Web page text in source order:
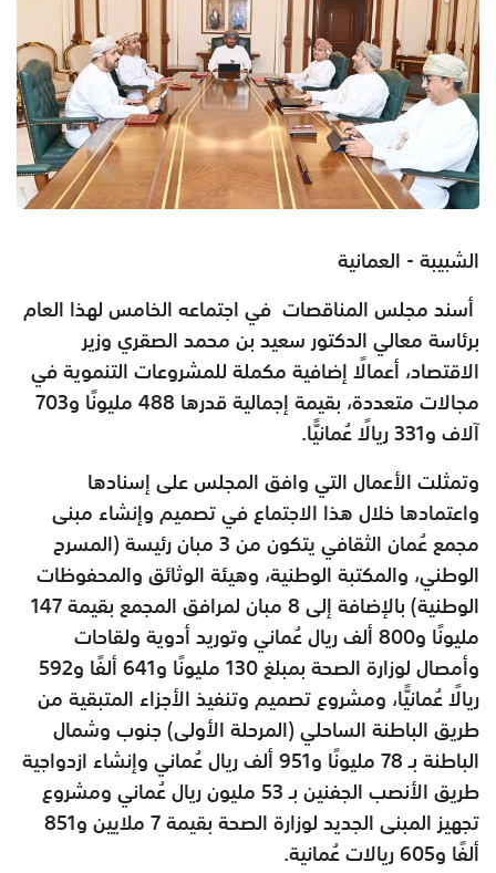
الشبيبة - العمانية
أسند مجلس المناقصات في اجتماعه الخامس لهذا العام
برئاسة معالي الدكتور سعيد بن محمد الصقري وزير
الاقتصاد، أعمالًا إضافية مكملة للمشروعات التنموية في
مجالات متعددة، بقيمة إجمالية قدرها 488 مليونًا و703
آلاف و331 ريالًا عُمانيًّا.
وتمثلت الأعمال التي وافق المجلس على إسنادها
واعتمادها خلال هذا الاجتماع في تصميم وإنشاء مبنى
مجمع عُمان الثقافي يتكون من 3 مبان رئيسة (المسرح
الوطني، والمكتبة الوطنية، وهيئة الوثائق والمحفوظات
الوطنية) بالإضافة إلى 8 مبان لمرافق المجمع بقيمة 147
مليونًا و800 ألف ريال عُماني وتوريد أدوية ولقاحات
وأمصال لوزارة الصحة بمبلغ 130 مليونًا و641 ألفًا و592
ريالًا عُمانيًّا، ومشروع تصميم وتنفيذ الأجزاء المتبقية من
طريق الباطنة الساحلي (المرحلة الأولى) جنوب وشمال
الباطنة بـ 78 مليونًا و951 ألف ريال عُماني وإنشاء ازدواجية
طريق الأنصب الجفنين بـ 53 مليون ريال عُماني ومشروع
تجهيز المبنى الجديد لوزارة الصحة بقيمة 7 ملايين و851
ألفًا و605 ريالات عُمانية.